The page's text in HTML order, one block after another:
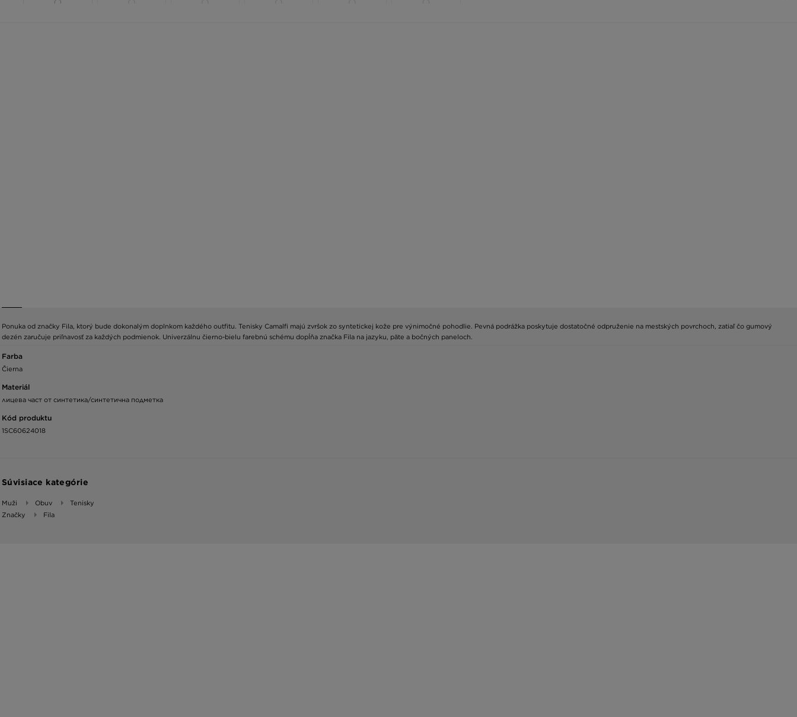
Ponuka od značky Fila, ktorý bude dokonalým doplnkom každého outfitu. Tenisky Camalfi majú zvršok zo syntetickej kože pre výnimočné pohodlie. Pevná podrážka poskytuje dostatočné odpruženie na mestských povrchoch, zatiaľ čo gumový
dezén zaručuje priľnavosť za každých podmienok. Univerzálnu čierno-bielu farebnú schému dopĺňa značka Fila na jazyku, päte a bočných paneloch.
Farba
Čierna
Materiál
лицева част от синтетика/синтетична подметка
Kód produktu
1SC60624018
Súvisiace kategórie
Muži Obuv
Tenisky
Značky
Fila